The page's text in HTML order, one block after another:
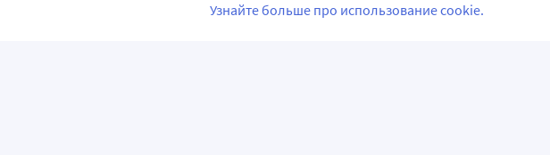
Узнайте больше про использование cookie.